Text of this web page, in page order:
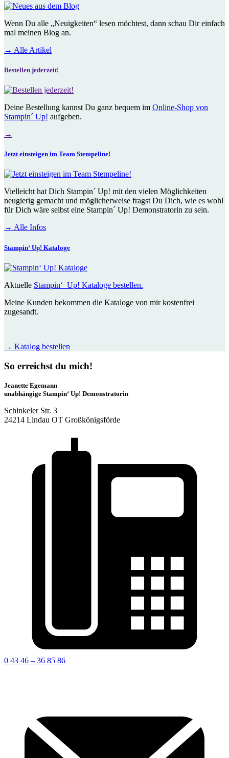
Wenn Du alle „Neuigkeiten“ lesen möchtest, dann schau Dir einfach
mal meinen Blog an.
→ Alle Artikel
Bestellen jederzeit!
Deine Bestellung kannst Du ganz bequem im Online-Shop von
Stampin´ Up! aufgeben.
→
Jetzt einsteigen im Team Stempeline!
Vielleicht hat Dich Stampin´ Up! mit den vielen Möglichkeiten
neugierig gemacht und möglicherweise fragst Du Dich, wie es wohl
für Dich wäre selbst eine Stampin´ Up! Demonstratorin zu sein.
→ Alle Infos
Stampin‘ Up! Kataloge
Aktuelle Stampin‘ Up! Kataloge bestellen.
Meine Kunden bekommen die Kataloge von mir kostenfrei
zugesandt.
→ Katalog bestellen
So erreichst du mich!
Jeanette Egemann
unabhängige Stampin‘ Up! Demonstratorin
Schinkeler Str. 3
24214 Lindau OT Großkönigsförde
0 43 46 – 36 85 86